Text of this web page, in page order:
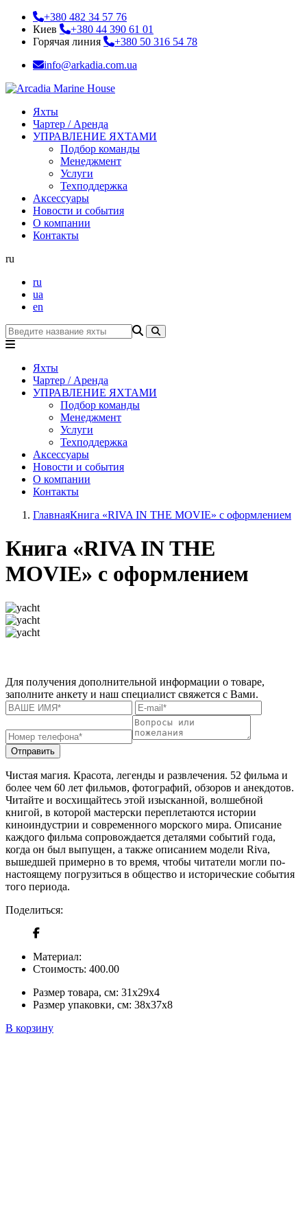
+380 482 34 57 76
Киев
+380 44 390 61 01
Горячая линия
+380 50 316 54 78
info@arkadia.com.ua
Яхты
Чартер / Аренда
УПРАВЛЕНИЕ ЯХТАМИ
Подбор команды
Менеджмент
Услуги
Техподдержка
Аксессуары
Новости и события
О компании
Контакты
ru
ru
ua
en
Яхты
Чартер / Аренда
УПРАВЛЕНИЕ ЯХТАМИ
Подбор команды
Менеджмент
Услуги
Техподдержка
Аксессуары
Новости и события
О компании
Контакты
ГлавнаяКнига «RIVA IN THE MOVIE» с оформлением
Книга «RIVA IN THE
MOVIE» с оформлением
Для получения дополнительной информации о товаре,
заполните анкету и наш специалист свяжется с Вами.
Отправить
Чистая магия. Красота, легенды и развлечения. 52 фильма и
более чем 60 лет фильмов, фотографий, обзоров и анекдотов.
Читайте и восхищайтесь этой изысканной, волшебной
книгой, в которой мастерски переплетаются истории
киноиндустрии и современного морского мира. Описание
каждого фильма сопровождается деталями событий года,
когда он был выпущен, а также описанием модели Riva,
вышедшей примерно в то время, чтобы читатели могли по-
настоящему погрузиться в общество и исторические события
того периода.
Поделиться:
Материал:
Стоимость: 400.00
Размер товара, см: 31x29x4
Размер упаковки, см: 38x37x8
В корзину